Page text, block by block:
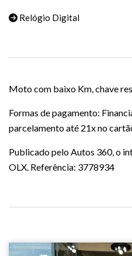
Relógio Digital
Moto com baixo Km, chave
Formas de pagamento:
parcelamento até 21x no
Publicado pelo Autos 360, o
OLX. Referência: 3778934